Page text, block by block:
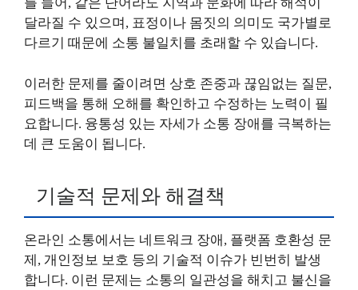
달라질 수 있으며, 표정이나 몸짓의 의미도 국가별로
다르기 때문에 소통 불일치를 초래할 수 있습니다.
이러한 문제를 줄이려면 상호 존중과 끊임없는 질문,
피드백을 통해 오해를 확인하고 수정하는 노력이 필
요합니다. 융통성 있는 자세가 소통 장애를 극복하는
데 큰 도움이 됩니다.
기술적 문제와 해결책
온라인 소통에서는 네트워크 장애, 플랫폼 호환성 문
제, 개인정보 보호 등의 기술적 이슈가 빈번히 발생
합니다. 이런 문제는 소통의 일관성을 해치고 불신을